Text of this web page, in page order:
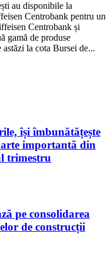
au disponibile la
Centrobank pentru un
Centrobank și
gamă de produse
la cota Bursei de...
își îmbunătățește
importantă din
trimestru
pe consolidarea
de construcții